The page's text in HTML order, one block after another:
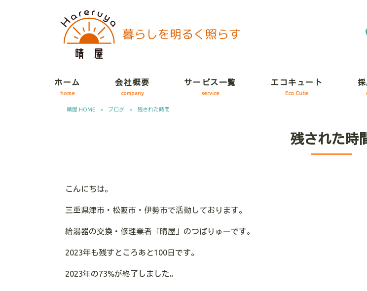
ホーム
home
会社概要
company
サービス一覧
service
エコキュート
Eco Cute
晴屋 HOME > ブログ > 残された時間
残された時
こんにちは。
三重県津市・松阪市・伊勢市で活動しております。
給湯器の交換・修理業者「晴屋」のつばりゅーです。
2023年も残すところあと100日です。
2023年の73%が終了しました。